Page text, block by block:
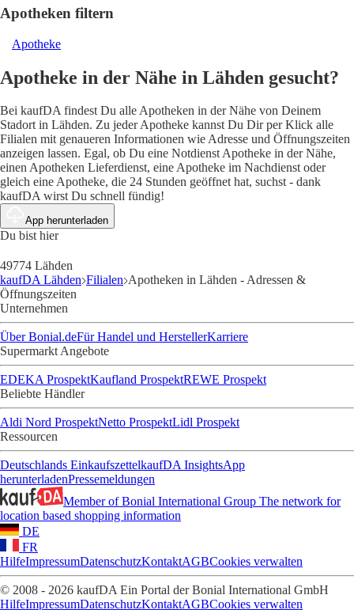
Apotheken filtern
Apotheke
Apotheke in der Nähe in Lähden gesucht?
Bei kaufDA findest Du alle Apotheken in der Nähe von Deinem
Stadort in Lähden. Zu jeder Apotheke kannst Du Dir per Klick alle
Filialen mit genaueren Informationen wie Adresse und Öffnungszeiten
anzeigen lassen. Egal, ob Du eine Notdienst Apotheke in der Nähe,
einen Apotheken Lieferdienst, eine Apotheke im Nachdienst oder
gleich eine Apotheke, die 24 Stunden geöffnet hat, suchst - dank
kaufDA wirst Du schnell fündig!
App herunterladen
Du bist hier
49774 Lähden
kaufDA Lähden Filialen Apotheken in Lähden - Adressen &
Öffnungszeiten
Unternehmen
Über Bonial.deFür Handel und HerstellerKarriere
Supermarkt Angebote
EDEKA ProspektKaufland ProspektREWE Prospekt
Beliebte Händler
Aldi Nord ProspektNetto ProspektLidl Prospekt
Ressourcen
Deutschlands EinkaufszettelkaufDA InsightsApp
herunterladenPressemeldungen
Member of Bonial International Group The network for
location based shopping information
DE
FR
HilfeImpressumDatenschutzKontaktAGBCookies verwalten
© 2008 - 2026 kaufDA Ein Portal der Bonial International GmbH
HilfeImpressumDatenschutzKontaktAGBCookies verwalten